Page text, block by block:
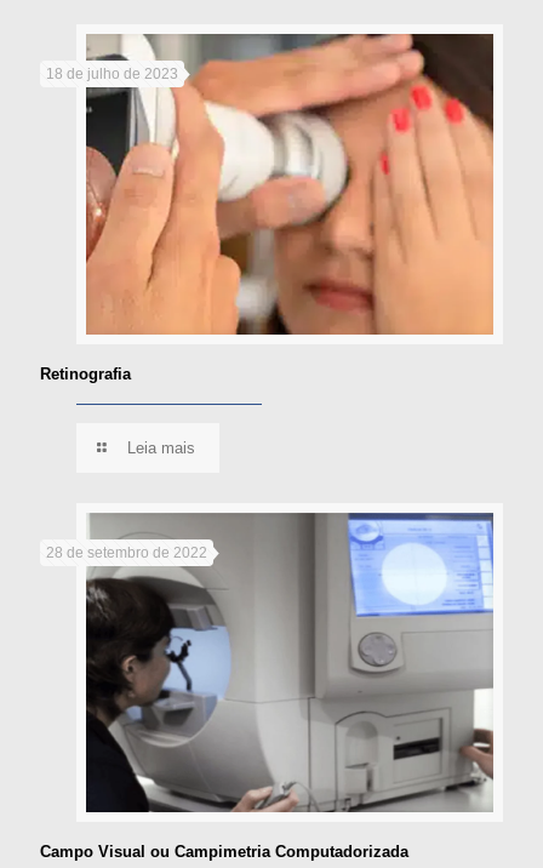
18 de julho de 2023
Retinografia
Leia mais
28 de setembro de 2022
Campo Visual ou Campimetria Computadorizada